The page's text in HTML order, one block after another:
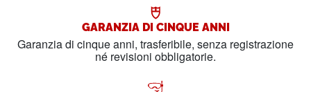
GARANZIA DI CINQUE ANNI
Garanzia di cinque anni, trasferibile, senza registrazione
né revisioni obbligatorie.